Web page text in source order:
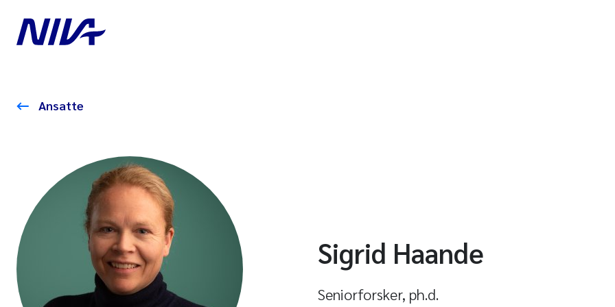
Ansatte
Sigrid Haande
Seniorforsker, ph.d.